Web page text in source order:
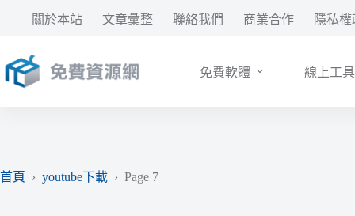
要
內
關於本站 文章彙整 聯絡我們 商業合作 隱私
免費軟體 線上工具
首頁 › youtube下載 › Page 7